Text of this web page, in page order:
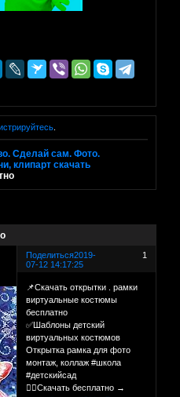
.
Сделай сам. Фото.
клипарт скачать
Поделиться 1
2019-
07-12 14:17:25
📌Скачать открытки . рамки
виртуальные костюмы
бесплатно
✅Шаблоны детский
виртуальных костюмов
Открытка рамка для фото
монтаж, коллаж #школа
#детскийсад
👉🏻Скачать бесплатно →